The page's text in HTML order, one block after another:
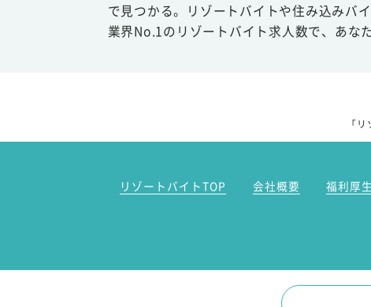
で見つかる。リゾートバイトや住み込みバ
業界No.1のリゾートバイト求人数で、あな
「
リゾートバイトTOP 会社概要 福利厚生